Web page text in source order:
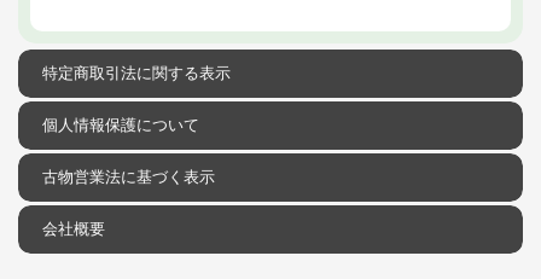
特定商取引法に関する表示
個人情報保護について
古物営業法に基づく表示
会社概要